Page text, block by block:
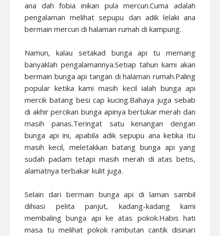
ana dah fobia inikan pula mercun.Cuma adalah
pengalaman melihat sepupu dan adik lelaki ana
bermain mercun di halaman rumah di kampung.
Namun, kalau setakad bunga api tu memang
banyaklah pengalamannya.Setiap tahun kami akan
bermain bunga api tangan di halaman rumah.Paling
popular ketika kami masih kecil ialah bunga api
mercik batang besi cap kucing.Bahaya juga sebab
di akhir percikan bunga apinya bertukar merah dan
masih panas.Teringat satu kenangan dengan
bunga api ini, apabila adik sepupu ana ketika itu
masih kecil, meletakkan batang bunga api yang
sudah padam tetapi masih merah di atas betis,
alamatnya terbakar kulit juga.
Selain dari bermain bunga api di laman sambil
dihiasi pelita panjut, kadang-kadang kami
membaling bunga api ke atas pokok.Habis hati
masa tu melihat pokok rambutan cantik disinari